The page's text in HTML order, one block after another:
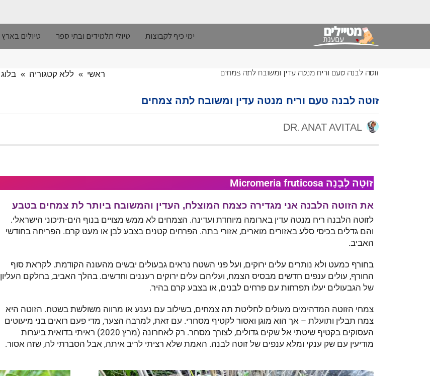
ימי כיף לקבוצות טיולי תלמידים ובתי ספר טיולים בארץ
זוטה לבנה טעם וריח מנטה עדין ומשובח לתה צמחים ראשי » ללא קטגוריה » בלוג
זוטה לבנה טעם וריח מנטה עדין ומשובח לתה צמחים
זוּטָה לְבָנָה Micromeria fruticosa
את הזוטה הלבנה אני מגדירה כצמח המוצלח, העדין והמשובח ביותר לת צמחים בטבע
לזוטה הלבנה ריח מנטה עדין בארומה מיוחדת ועדינה. הצמחים לא ממש מצויים בנוף הים-תיכוני הישראלי.
והם גדלים בכיסי סלע באזורים מוארים, אזורי בתה. הפרחים קטנים בצבע לבן או מעט קרם. הפריחה בחודשי
האביב.
בחורף כמעט ולא נותרים עלים ירוקים, ועל פני השטח נראים גבעולים יבשים מהעונה הקודמת. לקראת סוף
החורף, עולים ענפים חדשים מבסיס הצמח, ועליהם עלים ירוקים רעננים וחדשים. בהלך האביב, בחלקם העליון
של הגבעולים יעלו תפרחות עם פרחים לבנים, או בצבע קרם בהיר.
צמחי הזוטה המדהימים מעולים לחליטת תה צמחים, בשילוב עם נענע או מרווה משולשת בשטח. הזוטה היא
צמח תבלין ותועלת – אך הוא מוגן ואסור לקטיף מסחרי. עם זאת, למרבה הצער, מדי פעם רואים בני מיעוטים
העסוקים בקטיף שיטתי אל שקים גדולים, לצורך מסחר. רק לאחרונה (מרץ 2020) ראיתי בדואית ביערות
מודיעין עם שק ענקי ומלא ענפים של זוטה לבנה. האמת שלא רציתי לריב איתה, אבל הסברתי לה, שזה אסור.